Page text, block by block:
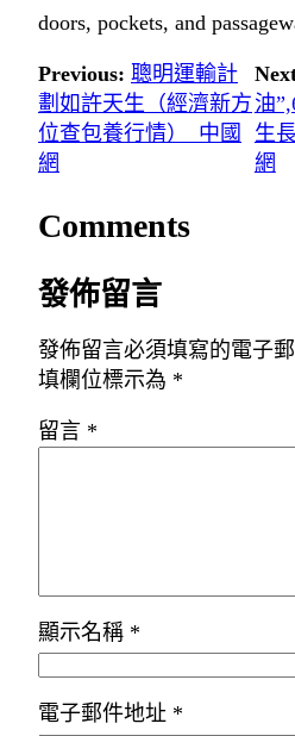
doors, pockets, and
Previous: 聰明運輸計
劃如許天生（經濟新方
位查包養行情）_中國
網
油
生
網
Comments
發佈留言
發佈留言必須填寫的電子
填欄位標示為 *
留言 *
顯示名稱 *
電子郵件地址 *